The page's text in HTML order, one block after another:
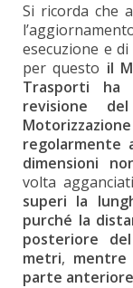
Si ricorda che
esecuzione e
per questo il
Trasporti ha
revisione
regolarmente
dimensioni
volta
superi la
purché la
posteriore
metri,
parte